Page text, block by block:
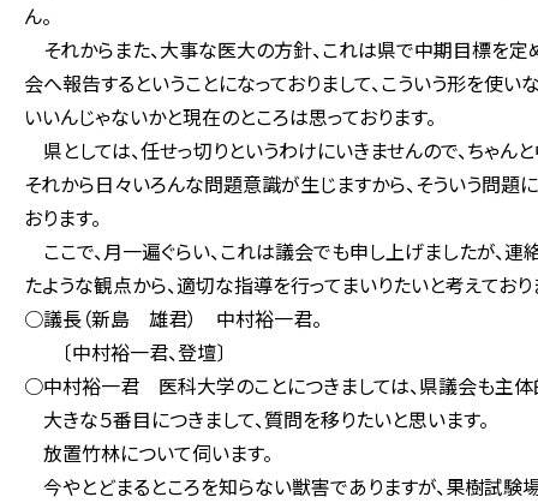
ん。
それからまた、大事な医大の方針、これは県で中期目標を
会へ報告するということになっておりまして、こういう形を使
いいんじゃないかと現在のところは思っております。
県としては、任せっ切りというわけにいきませんので、ちゃん
それから日々いろんな問題意識が生じますから、そういう問題
おります。
ここで、月一遍ぐらい、これは議会でも申し上げましたが、
たような観点から、適切な指導を行ってまいりたいと考えており
○議長（新島 雄君） 中村裕一君。
〔中村裕一君、登壇〕
○中村裕一君 医科大学のことにつきましては、県議会も主体
大きな５番目につきまして、質問を移りたいと思います。
放置竹林について伺います。
今やとどまるところを知らない獣害でありますが、果樹試験